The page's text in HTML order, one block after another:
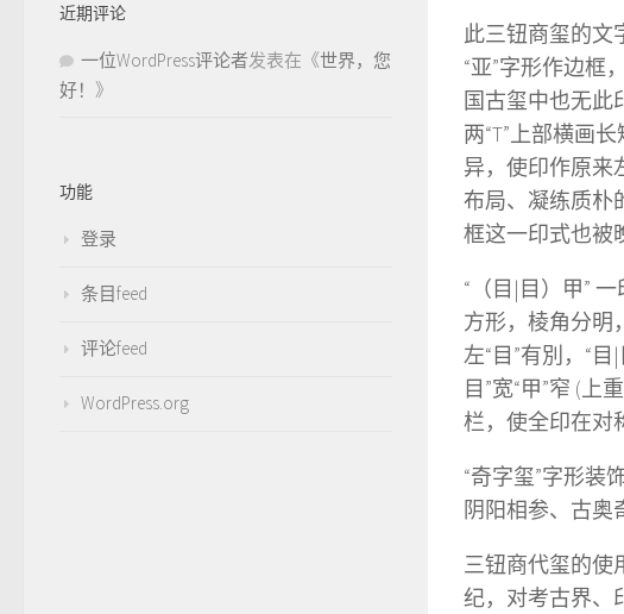
此三钮商玺的文
“亚”字形作边框
国古玺中也无此
两“T”上部横画
异，使印作原来
布局、凝练质朴
框这一印式也被
“（目|目）甲”
方形，棱角分明
左“目”有別，“
目”宽“甲”窄 (
栏，使全印在对
“奇字玺”字形装
阴阳相参、古奥
三钮商代玺的使
纪，对考古界、
近期评论
一位WordPress评论者发表在《世界，您
好！ 》
功能
登录
条目feed
评论feed
WordPress.org